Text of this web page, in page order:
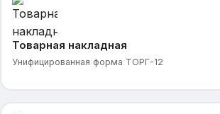
Товарная накладная
Унифицированная форма ТОРГ-12